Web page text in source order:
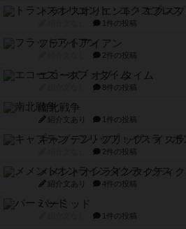
トランスオリエント・エクスプ
1件の投稿
フラットアイアン
2件の投稿
エコーズ・オブ・タイム
8件の投稿
南北戦争
紹介文あり 1件の投稿
キャプテン・フリップ：イス
2件の投稿
メメントオンラインタクティク
紹介文あり 4件の投稿
パーミッド
1件の投稿